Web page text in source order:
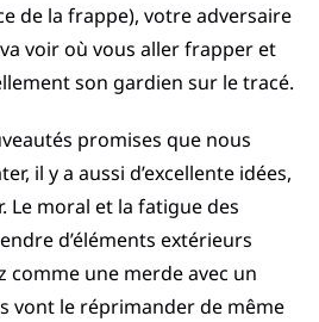
de la frappe), votre adversaire
voir où vous aller frapper et
son gardien sur le tracé.
promises que nous
il y a aussi d’excellente idées,
Le moral et la fatigue des
d’éléments extérieurs
comme une merde avec un
vont le réprimander de même